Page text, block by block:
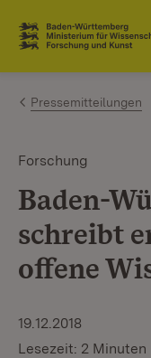
Zum Inhalt
Link zur Startseite
Pressemitteilungen
Forschung
Baden-
schreibt
offene
19.12.2018
Lesezeit: 2 Minuten